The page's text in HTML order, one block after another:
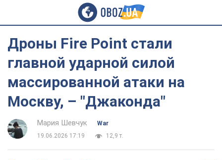
Дроны Fire Point стали
главной ударной силой
массированной атаки на
Москву, – "Джаконда"
Мария Шевчук
War
19.06.2026 17:19
12,9 т.